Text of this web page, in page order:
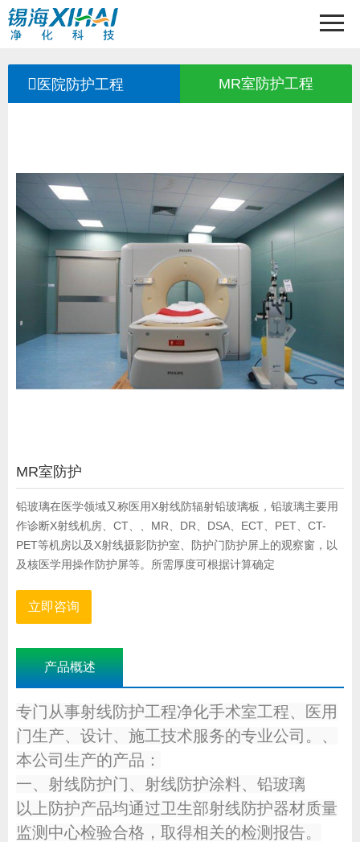
服务支持
联系锡海
医院防护工程 MR室防护工程
MR室防护
铅玻璃在医学领域又称医用X射线防辐射铅玻璃板，铅玻璃主要用
作诊断X射线机房、CT、、MR、DR、DSA、ECT、PET、CT-
PET等机房以及X射线摄影防护室、防护门防护屏上的观察窗，以
及核医学用操作防护屏等。所需厚度可根据计算确定
立即咨询
产品概述
专门从事射线防护工程净化手术室工程、医用
门生产、设计、施工技术服务的专业公司。、
本公司生产的产品：
一、射线防护门、射线防护涂料、铅玻璃
以上防护产品均通过卫生部射线防护器材质量
监测中心检验合格，取得相关的检测报告。